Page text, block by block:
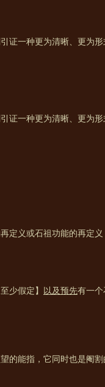
证一种更为清晰、更为
证一种更为清晰、更为
定义或石祖功能的再定
少假定】 以及预先有一
的能指，它同时也是阉